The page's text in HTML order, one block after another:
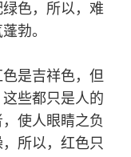
色，所以，难
勃。
是吉祥色，但
些都只是人的
使人眼睛之负
所以，红色只